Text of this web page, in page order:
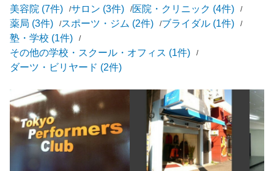
美容院 (7件)
サロン (3件)
医院・クリニック (4件)
薬局 (3件)
スポーツ・ジム (2件)
ブライダル (1件)
塾・学校 (1件)
その他の学校・スクール・オフィス (1件)
ダーツ・ビリヤード (2件)